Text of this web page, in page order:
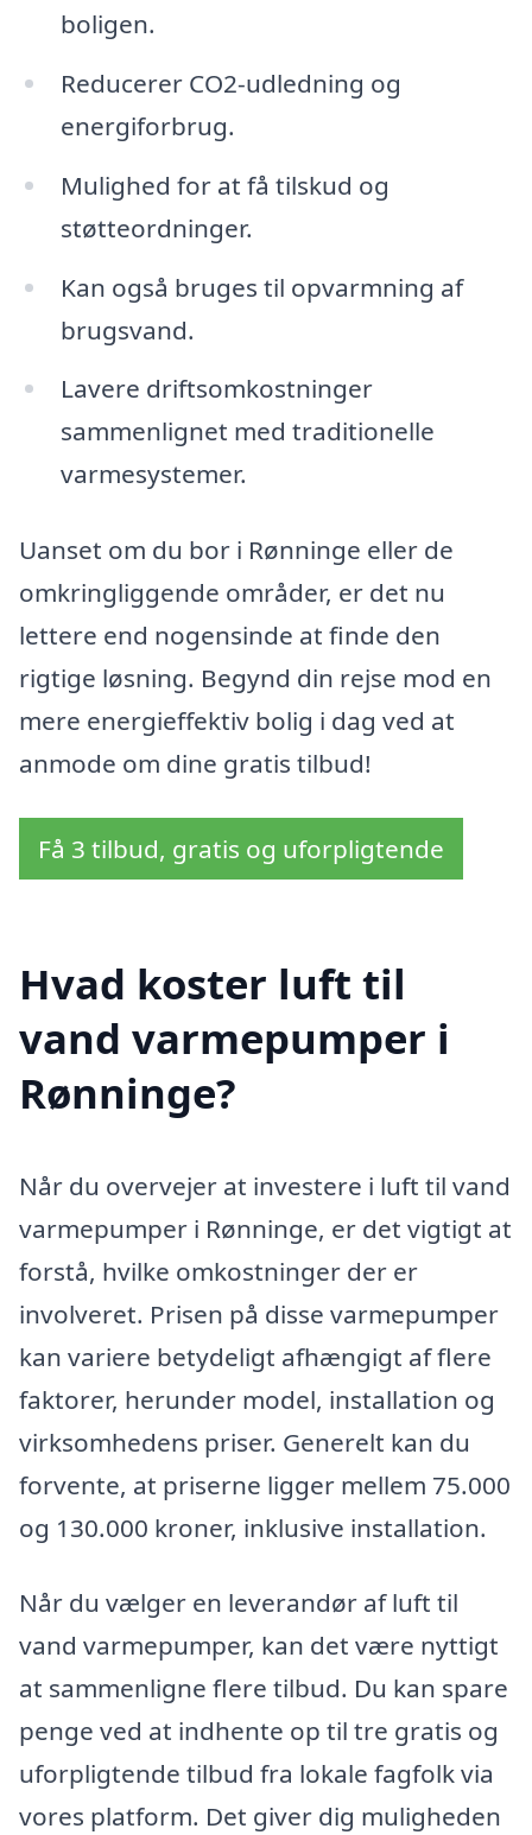
boligen.
Reducerer CO2-udledning og
energiforbrug.
Mulighed for at få tilskud og
støtteordninger.
Kan også bruges til opvarmning af
brugsvand.
Lavere driftsomkostninger
sammenlignet med traditionelle
varmesystemer.
Uanset om du bor i Rønninge eller de
omkringliggende områder, er det nu
lettere end nogensinde at finde den
rigtige løsning. Begynd din rejse mod en
mere energieffektiv bolig i dag ved at
anmode om dine gratis tilbud!
Få 3 tilbud, gratis og uforpligtende
Hvad koster luft til
vand varmepumper i
Rønninge?
Når du overvejer at investere i luft til vand
varmepumper i Rønninge, er det vigtigt at
forstå, hvilke omkostninger der er
involveret. Prisen på disse varmepumper
kan variere betydeligt afhængigt af flere
faktorer, herunder model, installation og
virksomhedens priser. Generelt kan du
forvente, at priserne ligger mellem 75.000
og 130.000 kroner, inklusive installation.
Når du vælger en leverandør af luft til
vand varmepumper, kan det være nyttigt
at sammenligne flere tilbud. Du kan spare
penge ved at indhente op til tre gratis og
uforpligtende tilbud fra lokale fagfolk via
vores platform. Det giver dig muligheden